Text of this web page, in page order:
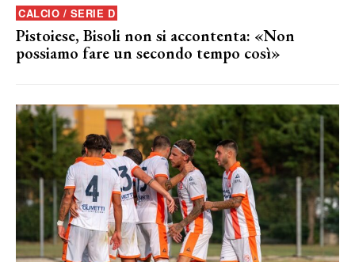
CALCIO / SERIE D
Pistoiese, Bisoli non si accontenta: «Non
possiamo fare un secondo tempo così»